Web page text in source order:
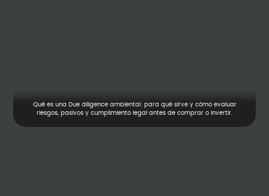
Qué es una Due diligence ambiental: para qué sirve y cómo evaluar
riesgos, pasivos y cumplimiento legal antes de comprar o invertir.